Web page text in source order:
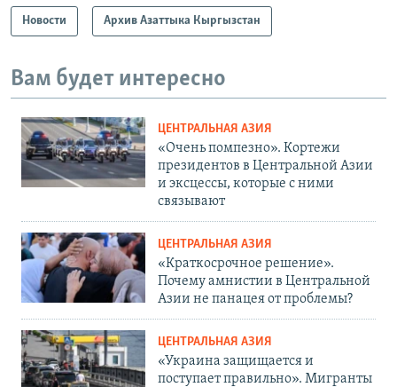
Новости Архив Азаттыка Кыргызстан
Вам будет интересно
ЦЕНТРАЛЬНАЯ АЗИЯ
«Очень помпезно». Кортежи
президентов в Центральной Азии
и эксцессы, которые с ними
связывают
ЦЕНТРАЛЬНАЯ АЗИЯ
«Краткосрочное решение».
Почему амнистии в Центральной
Азии не панацея от проблемы?
ЦЕНТРАЛЬНАЯ АЗИЯ
«Украина защищается и
поступает правильно». Мигранты